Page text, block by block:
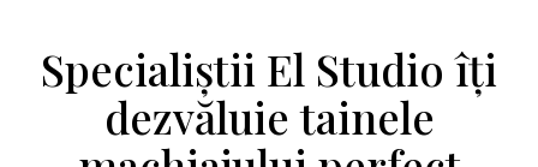
Specialiștii El Studio îți
dezvăluie tainele